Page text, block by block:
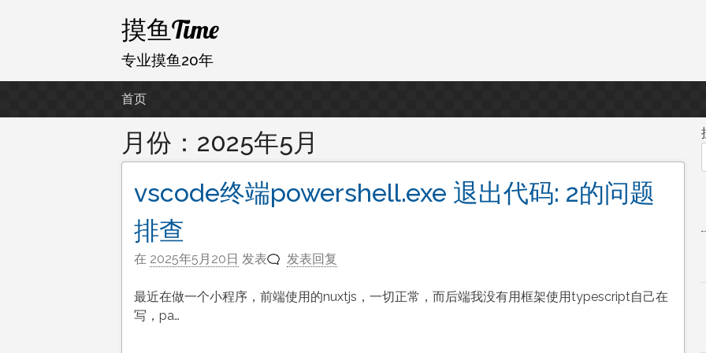
跳
至
内
摸鱼Time
专业摸鱼20年
首页
月份： 2025年5月
vscode终端powershell.exe 退出代码: 2的问题
排查
在 2025年5月20日 发表 发表回复
最近在做一个小程序，前端使用的nuxtjs，一切正常，而后端我没有用框架使用typescript自己在
写，pa…